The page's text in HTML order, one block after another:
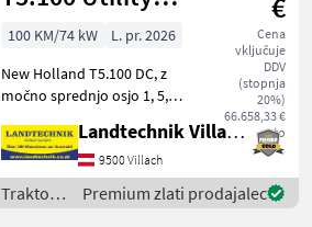
Dual Command
Cena
vključuje
DDV
(stopnja
20%)
66.658,33 €
neto
100 KM/74 kW
L. pr. 2026
New Holland T5.100 DC, z
močno sprednjo osjo 1, 5, 4-
ventilsko tehnologijo,
menjalnikom Powershuttle
24x24 s funkcijo Stop & Go
in prestavljanje
Landtechnik Villach GmbH
9500 Villach
Traktor /
New
Premium zlati prodajalec